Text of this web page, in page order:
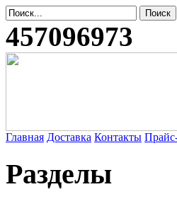
457096973
Главная Доставка Контакты
Разделы